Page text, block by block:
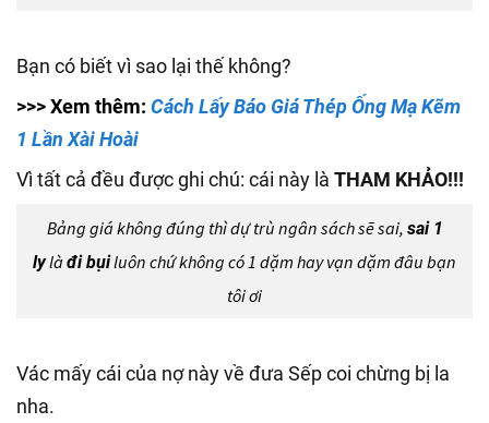
Bạn có biết vì sao lại thế không?
>>> Xem thêm: Cách Lấy Báo Giá Thép Ống Mạ Kẽm
1 Lần Xài Hoài
Vì tất cả đều được ghi chú: cái này là THAM KHẢO!!!
Bảng giá không đúng thì dự trù ngân sách sẽ sai, sai 1
lylà đi bụiluôn chứ không có 1 dặm hay vạn dặm đâu bạn
tôi ơi
Vác mấy cái của nợ này về đưa Sếp coi chừng bị la
nha.